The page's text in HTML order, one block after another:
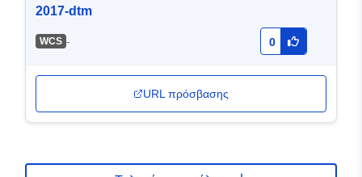
2017-dtm
WCS - 0
URL πρόσβασης